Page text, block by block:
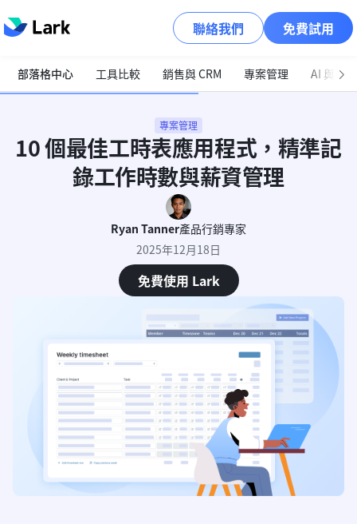
聯絡我們 免費試用
部落格中心 工具比較 銷售與 CRM 專案管理 AI 與自
專案管理
10 個最佳工時表應用程式，精準記
錄工作時數與薪資管理
Ryan Tanner產品行銷專家
2025年12月18日
免費使用 Lark